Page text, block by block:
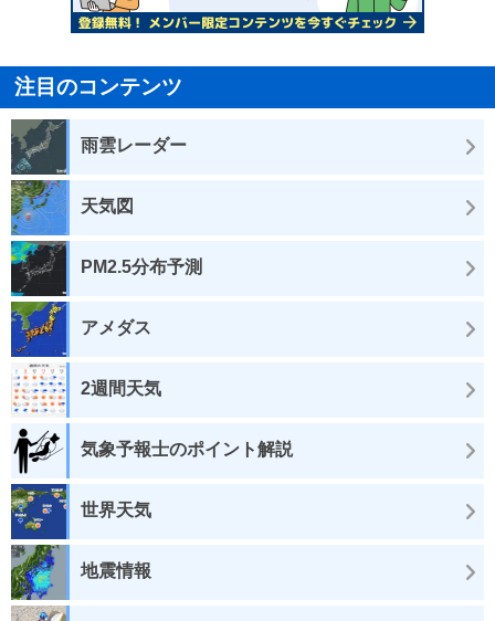
注目のコンテンツ
雨雲レーダー
天気図
PM2.5分布予測
アメダス
2週間天気
気象予報士のポイント解説
世界天気
地震情報